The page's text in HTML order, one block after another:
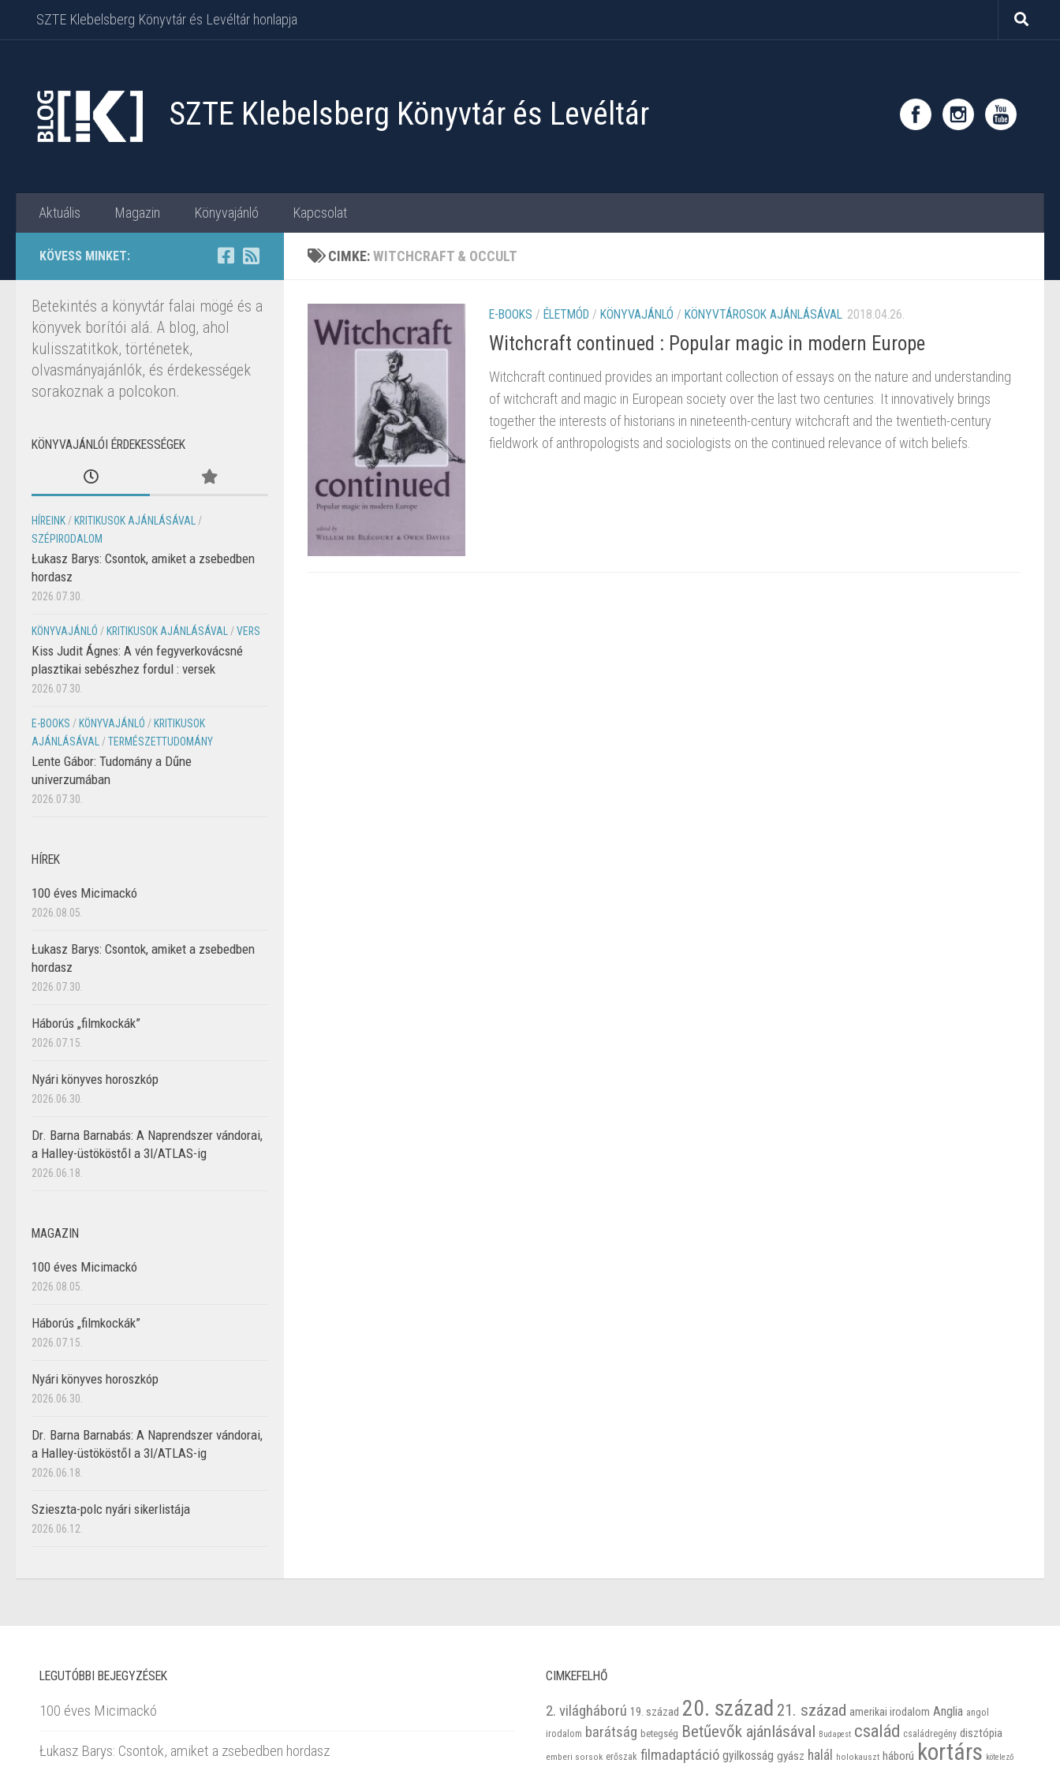
Skip to content
SZTE Klebelsberg Könyvtár és Levéltár honlapja
SZTE Klebelsberg Könyvtár és Levéltár
Aktuális Magazin Könyvajánló Kapcsolat
CIMKE:WITCHCRAFT & OCCULT
E-BOOKS / ÉLETMÓD / KÖNYVAJÁNLÓ / KÖNYVTÁROSOK AJÁNLÁSÁVAL 2018.04.26.
Witchcraft continued : Popular magic in modern Europe
Witchcraft continued provides an important collection of essays on the nature and understanding
of witchcraft and magic in European society over the last two centuries. It innovatively brings
together the interests of historians in nineteenth-century witchcraft and the twentieth-century
fieldwork of anthropologists and sociologists on the continued relevance of witch beliefs.
KÖVESS MINKET:
Betekintés a könyvtár falai mögé és a
könyvek borítói alá. A blog, ahol
kulisszatitkok, történetek,
olvasmányajánlók, és érdekességek
sorakoznak a polcokon.
KÖNYVAJÁNLÓI ÉRDEKESSÉGEK
HÍREINK / KRITIKUSOK AJÁNLÁSÁVAL
/
SZÉPIRODALOM
Łukasz Barys: Csontok, amiket a zsebedben
hordasz
2026.07.30.
KÖNYVAJÁNLÓ / KRITIKUSOK AJÁNLÁSÁVAL /VERS
Kiss Judit Ágnes: A vén fegyverkovácsné
plasztikai sebészhez fordul : versek
2026.07.30.
E-BOOKS / KÖNYVAJÁNLÓ / KRITIKUSOK
AJÁNLÁSÁVAL
/TERMÉSZETTUDOMÁNY
Lente Gábor: Tudomány a Dűne
univerzumában
2026.07.30.
HÍREK
100 éves Micimackó
2026.08.05.
Łukasz Barys: Csontok, amiket a zsebedben
hordasz
2026.07.30.
Háborús „filmkockák”
2026.07.15.
Nyári könyves horoszkóp
2026.06.30.
Dr. Barna Barnabás: A Naprendszer vándorai,
a Halley-üstököstől a 3I/ATLAS-ig
2026.06.18.
MAGAZIN
100 éves Micimackó
2026.08.05.
Háborús „filmkockák”
2026.07.15.
Nyári könyves horoszkóp
2026.06.30.
Dr. Barna Barnabás: A Naprendszer vándorai,
a Halley-üstököstől a 3I/ATLAS-ig
2026.06.18.
Szieszta-polc nyári sikerlistája
2026.06.12.
LEGUTÓBBI BEJEGYZÉSEK
100 éves Micimackó
Łukasz Barys: Csontok, amiket a zsebedben hordasz
CIMKEFELHŐ
2. világháború 19. század 20. század 21. század amerikai irodalom Anglia angol
irodalom barátság betegség Betűevők ajánlásával Budapest család családregény disztópia
emberi sorsok erőszak filmadaptáció gyilkosság gyász halál holokauszt háború kortárs kötelező